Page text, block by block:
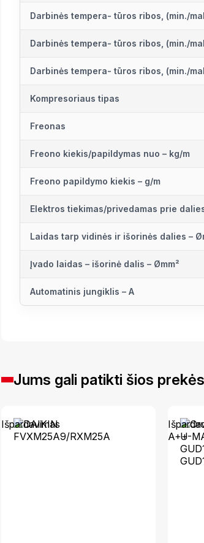
Darbinės tempera- tūros ribos, (min./
Darbinės tempera- tūros ribos, (min./
Darbinės tempera- tūros ribos, (min./
Kompresoriaus tipas
Freonas
Freono kiekis/papildymas nuo – kg/m
Freono papildymo kiekis – g/m
Elektros tiekimas/privedamas prie
Laidas tarp vidinės ir išorinės dalies –
Įvado laidas – išorinė dalis – Ømm²
Automatinis jungiklis – A
Jums gali patikti šios prekės
Išpardavimas
A++